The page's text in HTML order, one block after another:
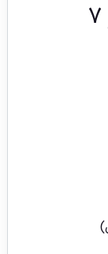
مته ۵% کبالت TAM قطر ۷